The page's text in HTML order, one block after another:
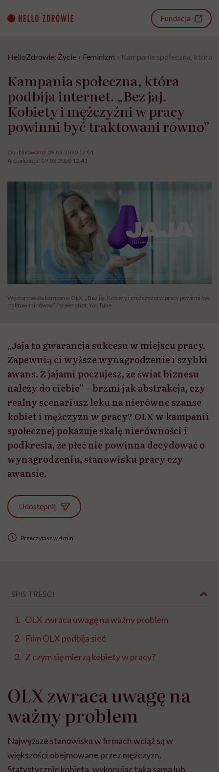
content
Fundacja
HelloZdrowie: Życie › Feminizm › Kampania społeczna, która
Kampania społeczna, która
podbija internet. „Bez jaj.
Kobiety i mężczyźni w pracy
powinni być traktowani równo”
Opublikowano: 09.03.2020 12:01
Aktualizacja: 09.03.2020 12:41
Wystartowała kampania OLX. „Bez jaj. Kobiety i mężczyźni w pracy powinni być
traktowani równo” / sreenshot, YouTube
„Jaja to gwarancja sukcesu w miejscu pracy.
Zapewnią ci wyższe wynagrodzenie i szybki
awans. Z jajami poczujesz, że świat biznesu
należy do ciebie” – brzmi jak abstrakcja, czy
realny scenariusz leku na nierówne szanse
kobiet i mężczyzn w pracy? OLX w kampanii
społecznej pokazuje skalę nierówności i
podkreśla, że płeć nie powinna decydować o
wynagrodzeniu, stanowisku pracy czy
awansie.
Udostępnij
Przeczytasz w 4 min
SPIS TREŚCI
OLX zwraca uwagę na ważny problem
Film OLX podbija sieć
Z czym się mierzą kobiety w pracy?
OLX zwraca uwagę na
ważny problem
Najwyższe stanowiska w firmach wciąż są w
większości obejmowane przez mężczyzn.
Statystycznie kobieta, wykonując taką samą lub